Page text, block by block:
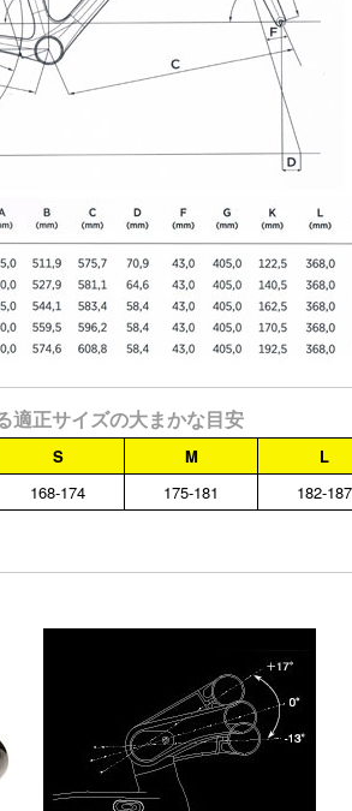
適正サイズの大まかな目安
S M L
168-174 175-181 182-187